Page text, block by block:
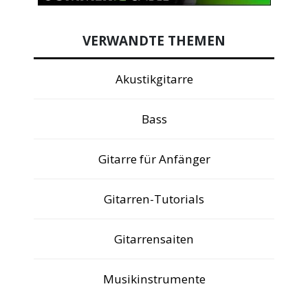
VERWANDTE THEMEN
Akustikgitarre
Bass
Gitarre für Anfänger
Gitarren-Tutorials
Gitarrensaiten
Musikinstrumente